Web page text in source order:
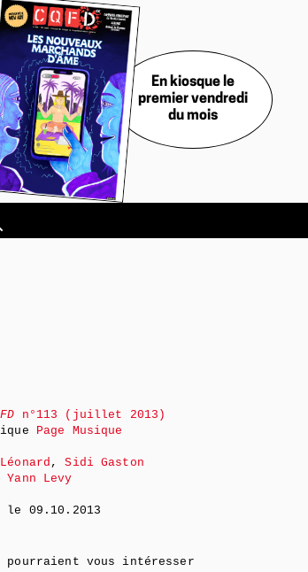
En kiosque le
premier vendredi
du mois
n°113 (juillet 2013)
Page Musique
,Sidi Gaston
Yann Levy
le 09.10.2013
vous intéresser